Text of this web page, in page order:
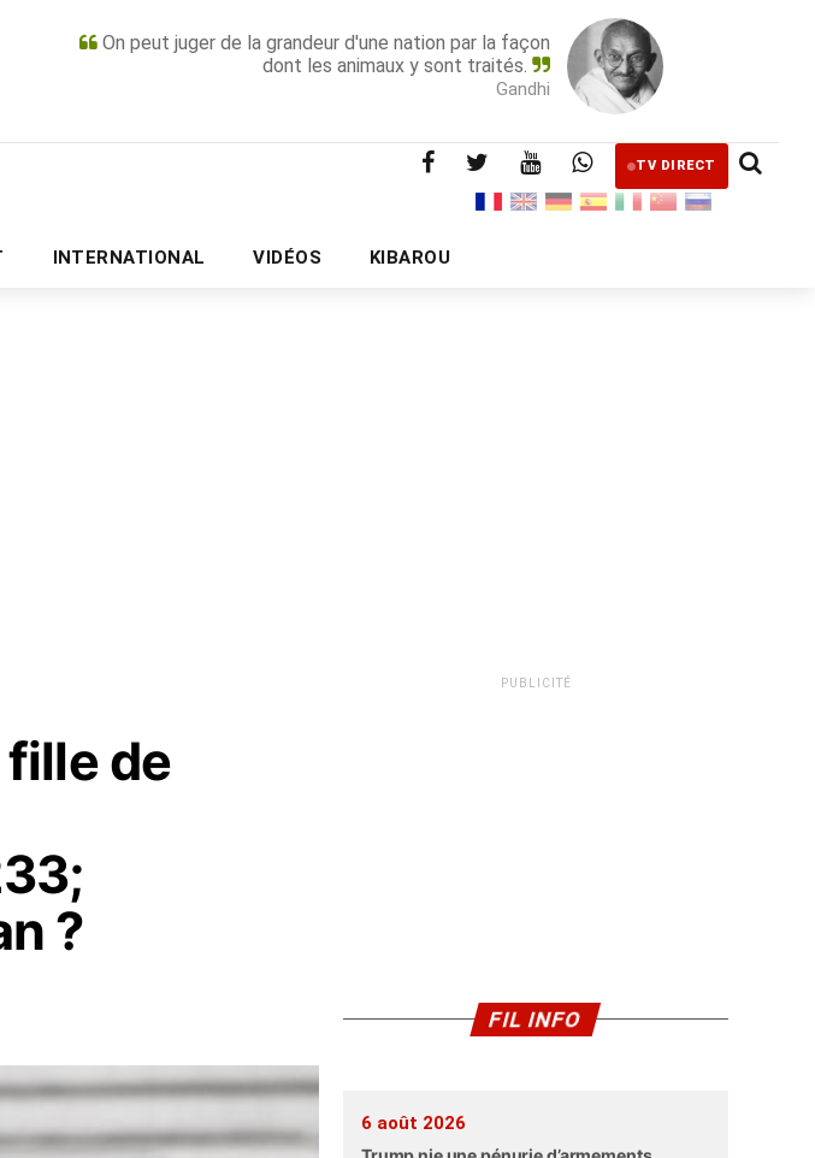
On peut juger de la grandeur d'une nation par la façon
dont les animaux y sont traités.
Gandhi
TV DIRECT
INTERNATIONAL VIDÉOS KIBAROU
fille de
?
PUBLICITÉ
FIL INFO
6 août 2026